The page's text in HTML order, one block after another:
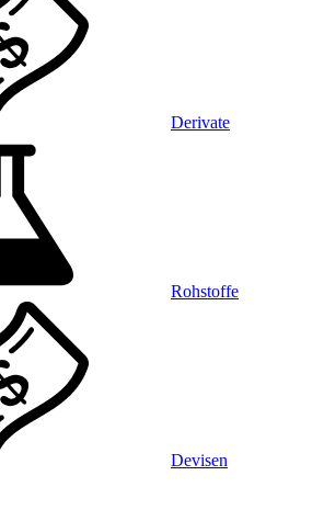
Derivate
Rohstoffe
Devisen